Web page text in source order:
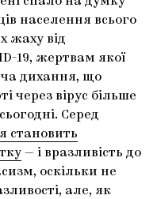
населення всього
жаху від
19, жертвам якої
дихання, що
через вірус більше
Серед
становить
— і вразливість до
оскільки не
але, як